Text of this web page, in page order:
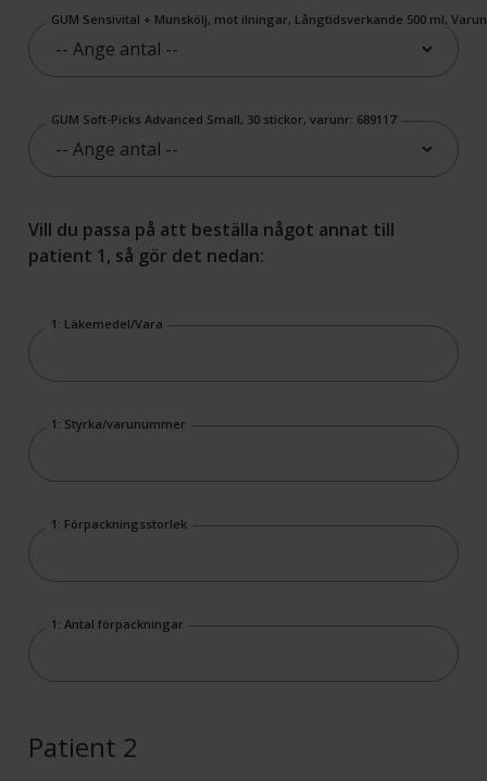
GUM Sensivital + Munskölj, mot ilningar, Långtidsverkande 500 ml,
GUM Soft-Picks Advanced Small, 30 stickor, varunr: 689117
Vill du passa på att beställa något annat till
patient 1, så gör det nedan:
1: Läkemedel/Vara
1: Styrka/varunummer
1: Förpackningsstorlek
1: Antal förpackningar
Patient 2